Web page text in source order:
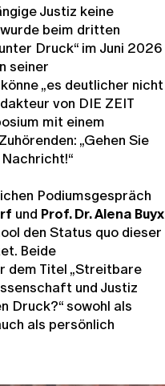
Justiz keine
beim dritten
Druck“ im Juni 2026
seiner
„es deutlicher nicht
von DIE ZEIT
mit einem
„Gehen Sie
Podiumsgespräch
und Prof. Dr. Alena Buyx
den Status quo dieser
Beide
dem Titel „Streitbare
und Justiz
Druck?“ sowohl als
als persönlich